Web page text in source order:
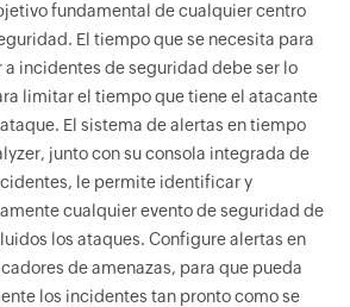
fundamental de cualquier centro
El tiempo que se necesita para
incidentes de seguridad debe ser lo
limitar el tiempo que tiene el atacante
El sistema de alertas en tiempo
junto con su consola integrada de
le permite identificar y
cualquier evento de seguridad de
los ataques. Configure alertas en
de amenazas, para que pueda
los incidentes tan pronto como se